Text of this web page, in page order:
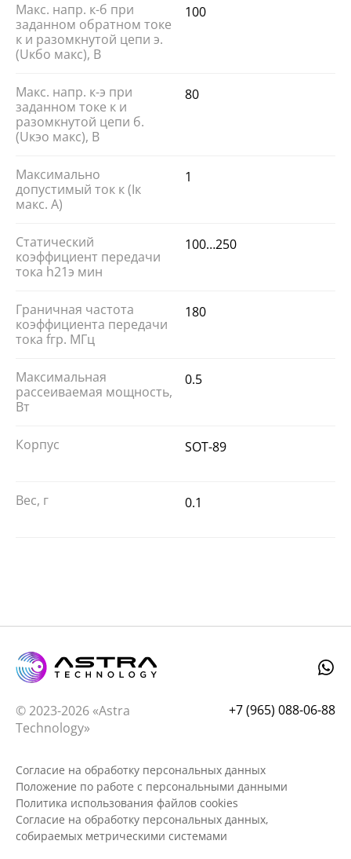
Макс. напр. к-б при
заданном обратном токе
к и разомкнутой цепи э.
(Uкбо макс), В
100
Макс. напр. к-э при
заданном токе к и
разомкнутой цепи б.
(Uкэо макс), В
80
Максимально
допустимый ток к (Iк
макс. А)
1
Статический
коэффициент передачи
тока h21э мин
100…250
Граничная частота
коэффициента передачи
тока fгр. МГц
180
Максимальная
рассеиваемая мощность,
Вт
0.5
Корпус SOT-89
Вес, г 0.1
© 2023-2026 «Astra
Technology»
+7 (965) 088-06-88
Согласие на обработку персональных данных
Положение по работе с персональными данными
Политика использования файлов cookies
Согласие на обработку персональных данных,
собираемых метрическими системами